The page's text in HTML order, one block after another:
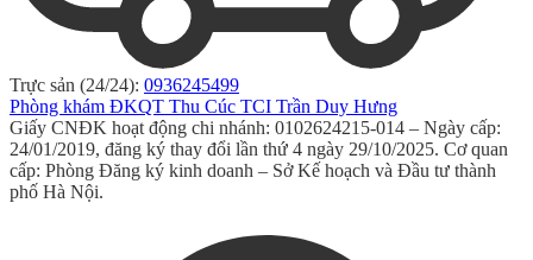
Trực sản (24/24): 0936245499
Phòng khám ĐKQT Thu Cúc TCI Trần Duy Hưng
Giấy CNĐK hoạt động chi nhánh: 0102624215-014 – Ngày cấp:
24/01/2019, đăng ký thay đổi lần thứ 4 ngày 29/10/2025. Cơ quan
cấp: Phòng Đăng ký kinh doanh – Sở Kế hoạch và Đầu tư thành
phố Hà Nội.